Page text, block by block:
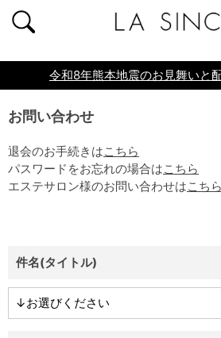
共通ヘッダー
令和8年熊本地震のお見舞いと
お問い合わせ
退会のお手続きはこちら
パスワードをお忘れの場合はこちら
エステサロン様のお問い合わせはこちら
件名(タイトル)